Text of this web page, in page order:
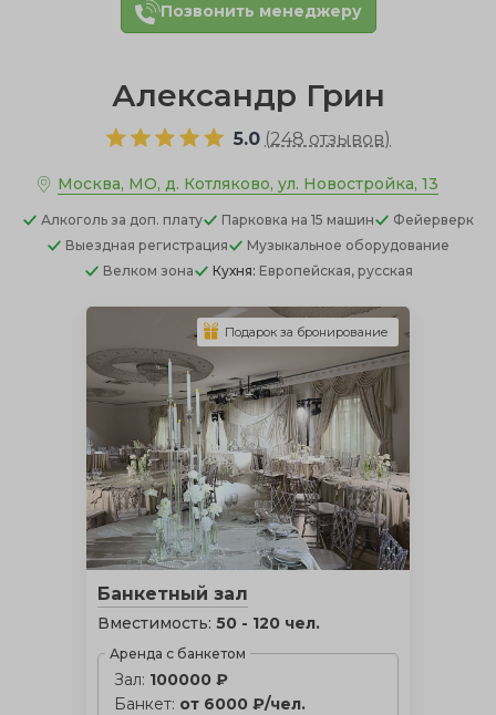
Позвонить менеджеру
Александр Грин
5.0 (248 отзывов)
Москва, МО, д. Котляково, ул. Новостройка, 13
Алкоголь за доп. плату Парковка на 15 машин
Фейерверк
Выездная регистрация
Музыкальное оборудование
Велком зона
Кухня: Европейская, русская
Банкетный зал
Вместимость: 50 - 120 чел.
Аренда с банкетом
Зал: 100000 ₽
Банкет: от 6000 ₽/чел.
Подарок за бронирование